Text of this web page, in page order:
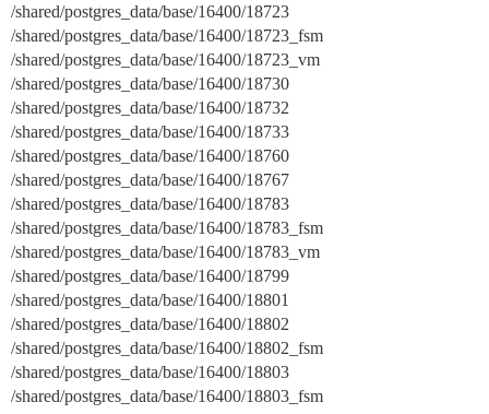
/shared/postgres_data/base/16400/18723
/shared/postgres_data/base/16400/18723_fsm
/shared/postgres_data/base/16400/18723_vm
/shared/postgres_data/base/16400/18730
/shared/postgres_data/base/16400/18732
/shared/postgres_data/base/16400/18733
/shared/postgres_data/base/16400/18760
/shared/postgres_data/base/16400/18767
/shared/postgres_data/base/16400/18783
/shared/postgres_data/base/16400/18783_fsm
/shared/postgres_data/base/16400/18783_vm
/shared/postgres_data/base/16400/18799
/shared/postgres_data/base/16400/18801
/shared/postgres_data/base/16400/18802
/shared/postgres_data/base/16400/18802_fsm
/shared/postgres_data/base/16400/18803
/shared/postgres_data/base/16400/18803_fsm